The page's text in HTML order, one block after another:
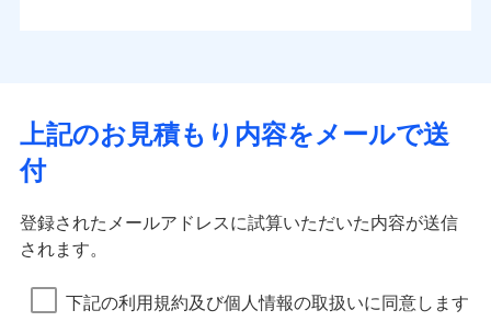
上記のお見積もり内容をメールで送
付
登録されたメールアドレスに試算いただいた内容が送信
されます。
下記の利用規約及び個人情報の取扱いに同意します